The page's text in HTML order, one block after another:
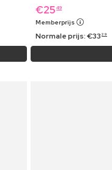
€25 49
Memberprijs
Normale prijs:€33 29